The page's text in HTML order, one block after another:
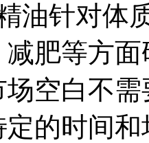
针对体
肥等方
空白不
的时间